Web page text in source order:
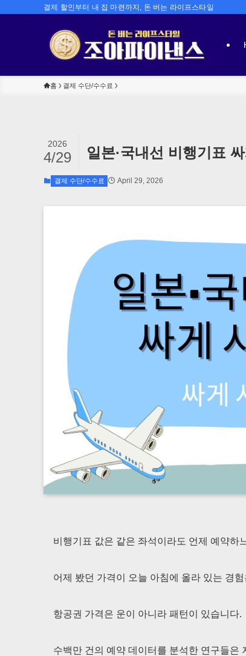
결제 할인부터 내 집 마련까지, 돈 버는 라이프스타일
홈 결제 수단/수수료
일본·국내선 비행기표
2026
4/29
결제 수단/수수료 April 29, 2026
비행기표 값은 같은 좌석이라도 언제 예약하
어제 봤던 가격이 오늘 아침에 올라 있는 경
항공권 가격은 운이 아니라 패턴이 있습니다.
수백만 건의 예약 데이터를 분석한 연구들은